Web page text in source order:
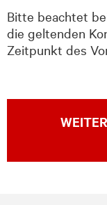
Bitte beachtet
die geltenden
Zeitpunkt des